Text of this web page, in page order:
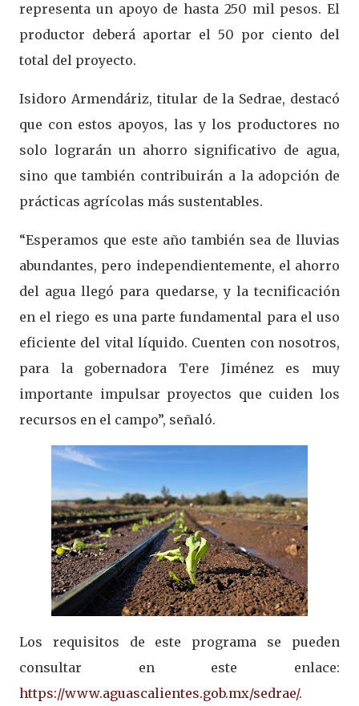
representa un apoyo de hasta 250 mil pesos. El
productor deberá aportar el 50 por ciento del
total del proyecto.
Isidoro Armendáriz, titular de la Sedrae, destacó
que con estos apoyos, las y los productores no
solo lograrán un ahorro significativo de agua,
sino que también contribuirán a la adopción de
prácticas agrícolas más sustentables.
“Esperamos que este año también sea de lluvias
abundantes, pero independientemente, el ahorro
del agua llegó para quedarse, y la tecnificación
en el riego es una parte fundamental para el uso
eficiente del vital líquido. Cuenten con nosotros,
para la gobernadora Tere Jiménez es muy
importante impulsar proyectos que cuiden los
recursos en el campo”, señaló.
Los requisitos de este programa se pueden
consultar en este enlace:
https://www.aguascalientes.gob.mx/sedrae/.